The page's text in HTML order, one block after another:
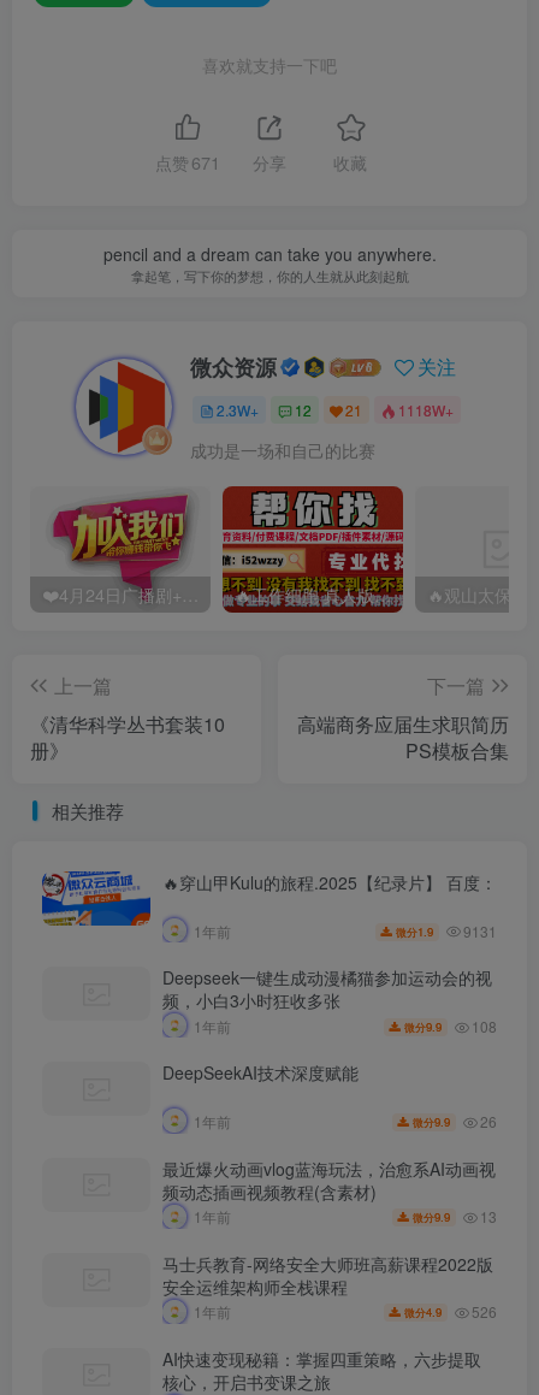
喜欢就支持一下吧
点赞671 分享 收藏
pencil and a dream can take you anywhere.
拿起笔，写下你的梦想，你的人生就从此刻起航
微众资源 关注
2.3W+ 12 21 1118W+
成功是一场和自己的比赛
🔥工作细胞 真人版（2025）【日本/剧情/奇幻】 百度：
上一篇
《清华科学丛书套装10
册》
下一篇
高端商务应届生求职简历
PS模板合集
相关推荐
🔥穿山甲Kulu的旅程.2025【纪录片】 百度：
1年前 微分1.9 9131
Deepseek一键生成动漫橘猫参加运动会的视
频，小白3小时狂收多张
1年前 微分9.9 108
DeepSeekAI技术深度赋能
1年前 微分9.9 26
最近爆火动画vlog蓝海玩法，治愈系AI动画视
频动态插画视频教程(含素材)
1年前 微分9.9 13
马士兵教育-网络安全大师班高薪课程2022版
安全运维架构师全栈课程
1年前 微分4.9 526
AI快速变现秘籍：掌握四重策略，六步提取
核心，开启书变课之旅